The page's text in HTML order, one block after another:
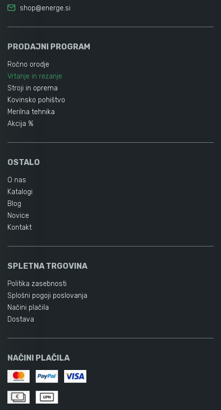
shop@energe.si
PRODAJNI PROGRAM
Ročno orodje
Vrtanje in rezanje
Stroji in oprema
Kovinsko pohištvo
Merilna tehnika
Akcija %
OSTALO
O nas
Katalogi
Blog
Novice
Kontakt
SPLETNA TRGOVINA
Politika zasebnosti
Splošni pogoji poslovanja
Načini plačila
Dostava
NAČINI PLAČILA